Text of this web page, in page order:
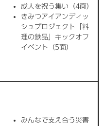
成人を祝う集い（4面）
きみつアイアンディッ
シュプロジェクト「料
理の鉄品」キックオフ
イベント（5面）
みんなで支え合う災害